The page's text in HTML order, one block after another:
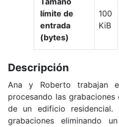
límite de
entrada
(bytes)
100
KiB
Descripción
Ana y Roberto trabajan
procesando las
de un edificio
grabaciones eliminando